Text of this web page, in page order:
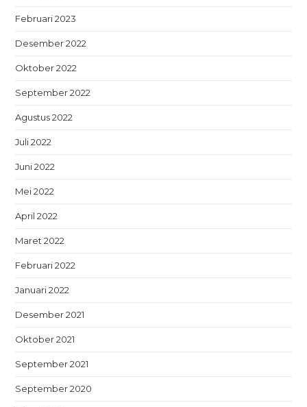
Februari 2023
Desember 2022
Oktober 2022
September 2022
Agustus 2022
Juli 2022
Juni 2022
Mei 2022
April 2022
Maret 2022
Februari 2022
Januari 2022
Desember 2021
Oktober 2021
September 2021
September 2020